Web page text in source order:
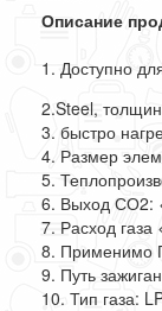
Описание
1. Доступно
2.Steel,
3. быстро
4. Размер
5.
6. Выход СО2:
7. Расход газа
8. Применимо
9. Путь
10. Тип газа: